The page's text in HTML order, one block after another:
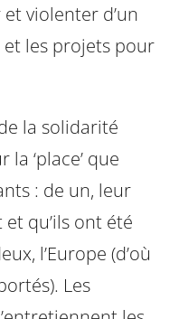
violenter d’un
les projets pour
la solidarité
‘place’ que
: de un, leur
et qu’ils ont été
l’Europe (d’où
Les